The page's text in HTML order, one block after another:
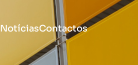
NotíciasContactos